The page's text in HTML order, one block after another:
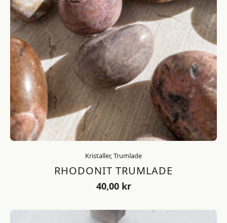
Kristaller, Trumlade
RHODONIT TRUMLADE
40,00 kr